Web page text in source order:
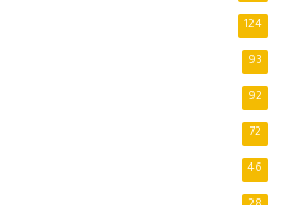
124
93
92
72
46